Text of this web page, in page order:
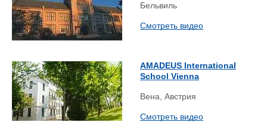
Бельвиль
Смотреть видео
AMADEUS International
School Vienna
Вена, Австрия
Смотреть видео